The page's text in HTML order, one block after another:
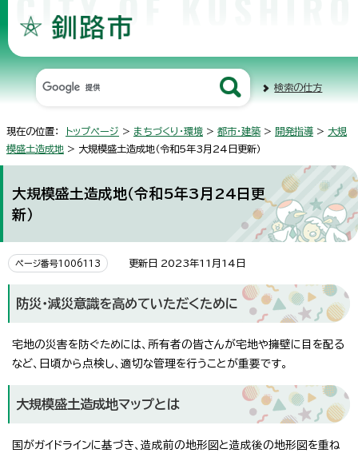
検索の仕方
現在の位置： トップページ > まちづくり・環境 > 都市・建築 > 開発指導 > 大規
模盛土造成地 > 大規模盛土造成地（令和5年3月24日更新）
大規模盛土造成地（令和5年3月24日更
新）
ページ番号1006113 更新日 2023年11月14日
防災・減災意識を高めていただくために
宅地の災害を防ぐためには、所有者の皆さんが宅地や擁壁に目を配る
など、日頃から点検し、適切な管理を行うことが重要です。
大規模盛土造成地マップとは
国がガイドラインに基づき、造成前の地形図と造成後の地形図を重ね